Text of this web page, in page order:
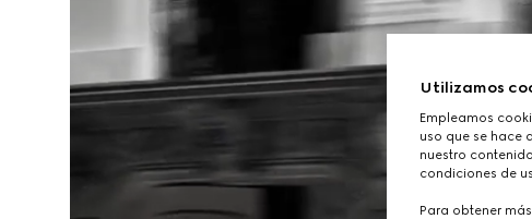
Utilizamos
Empleamos
uso que se hace
nuestro
condiciones de
Para obtener